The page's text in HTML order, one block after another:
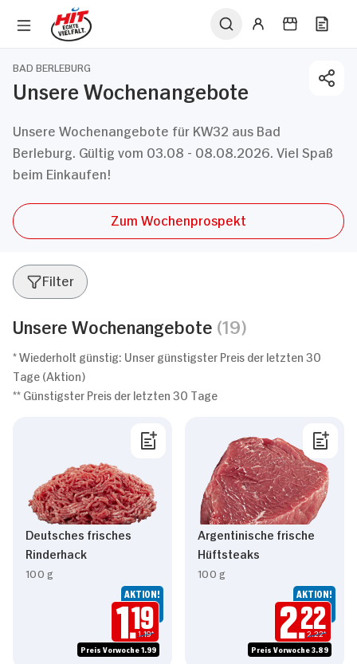
BAD BERLEBURG
Unsere Wochenangebote
Unsere Wochenangebote für KW32 aus Bad
Berleburg. Gültig vom 03.08 - 08.08.2026. Viel Spaß
beim Einkaufen!
Zum Wochenprospekt
Filter
Unsere Wochenangebote (19)
* Wiederholt günstig: Unser günstigster Preis der letzten 30
Tage (Aktion)
** Günstigster Preis der letzten 30 Tage
Deutsches frisches
Rinderhack
100 g
AKTION!
1.19
1.19*
Preis Vorwoche 1.99
Argentinische frische
Hüftsteaks
100 g
AKTION!
2.22
2.22*
Preis Vorwoche 3.89